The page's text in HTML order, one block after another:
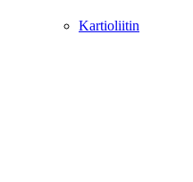
Kartioliitin